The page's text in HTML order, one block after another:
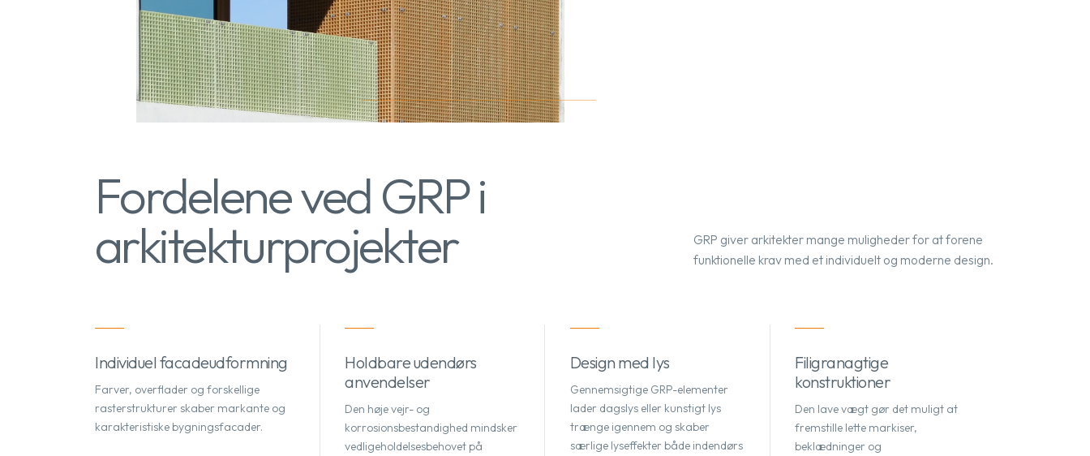
Fordelene ved GRP i
arkitekturprojekter
GRP giver arkitekter mange muligheder for at forene
funktionelle krav med et individuelt og moderne design.
Individuel facadeudformning
Farver, overflader og forskellige
rasterstrukturer skaber markante og
karakteristiske bygningsfacader.
Holdbare udendørs
anvendelser
Den høje vejr- og
korrosionsbestandighed mindsker
vedligeholdelsesbehovet på
Design med lys
Gennemsigtige GRP-elementer
lader dagslys eller kunstigt lys
trænge igennem og skaber
særlige lyseffekter både indendørs
Filigranagtige
konstruktioner
Den lave vægt gør det muligt at
fremstille lette markiser,
beklædninger og